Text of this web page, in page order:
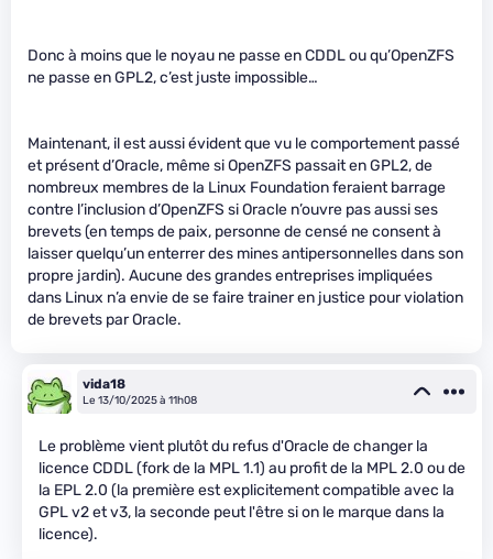
Donc à moins que le noyau ne passe en CDDL ou qu’OpenZFS
ne passe en GPL2, c’est juste impossible…
Maintenant, il est aussi évident que vu le comportement passé
et présent d’Oracle, même si OpenZFS passait en GPL2, de
nombreux membres de la Linux Foundation feraient barrage
contre l’inclusion d’OpenZFS si Oracle n’ouvre pas aussi ses
brevets (en temps de paix, personne de censé ne consent à
laisser quelqu’un enterrer des mines antipersonnelles dans son
propre jardin). Aucune des grandes entreprises impliquées
dans Linux n’a envie de se faire trainer en justice pour violation
de brevets par Oracle.
vida18
Le 13/10/2025 à 11h08
Le problème vient plutôt du refus d'Oracle de changer la
licence CDDL (fork de la MPL 1.1) au profit de la MPL 2.0 ou de
la EPL 2.0 (la première est explicitement compatible avec la
GPL v2 et v3, la seconde peut l'être si on le marque dans la
licence).